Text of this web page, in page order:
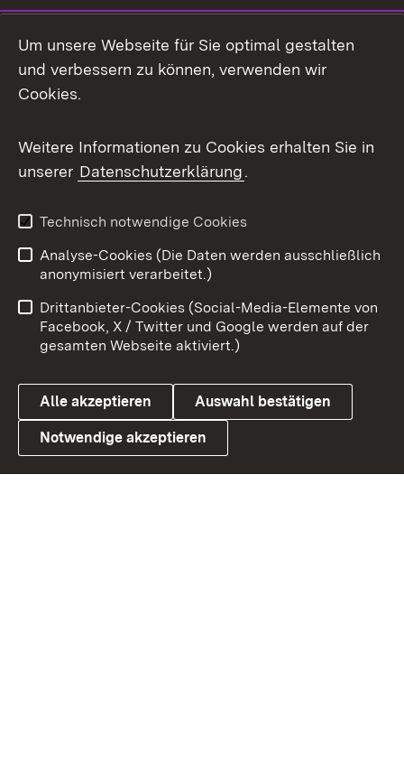
Mastodon
Messenger
Social Wall
X / Twitter
Youtube
Link zum Landesportal
Benutzungshinweise
Barrierefreiheit
Datenschutz
Cookies
Um unsere Webseite für Sie optimal gestalten
und verbessern zu können, verwenden wir
Cookies.
Weitere Informationen zu Cookies erhalten Sie in
unserer Datenschutzerklärung.
Technisch notwendige Cookies
Analyse-Cookies (Die Daten werden ausschließlich
anonymisiert verarbeitet.)
Drittanbieter-Cookies (Social-Media-Elemente von
Facebook, X / Twitter und Google werden auf der
gesamten Webseite aktiviert.)
Alle akzeptieren Auswahl bestätigen
Notwendige akzeptieren